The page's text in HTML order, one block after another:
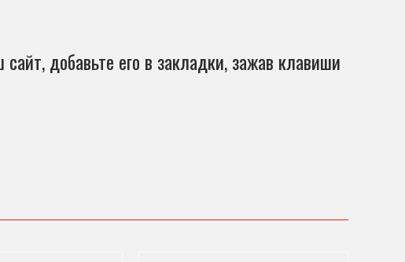
добавьте его в закладки, зажав клавиши